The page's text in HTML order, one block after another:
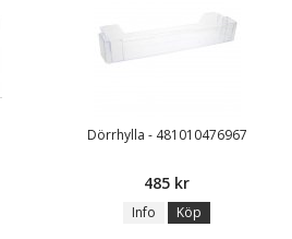
Dörrhylla - 481010476967
485 kr
Info Köp